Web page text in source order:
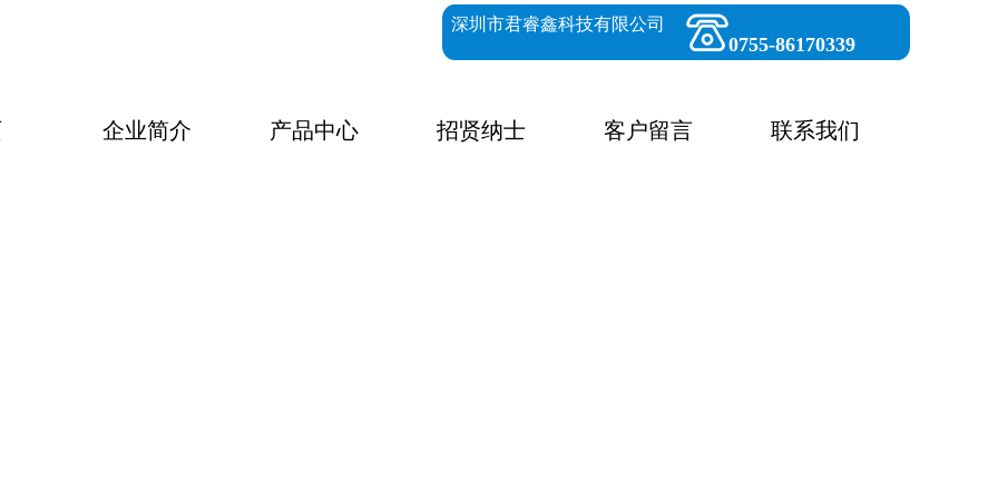
企业简介 产品中心 招贤纳士 客户留言 联系我们
深圳市君睿鑫科技有限公司
0755-86170339